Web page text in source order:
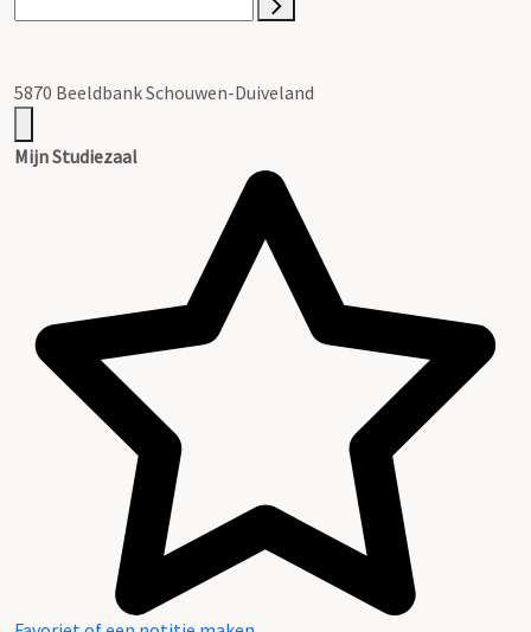
5870 Beeldbank Schouwen-Duiveland
Mijn Studiezaal